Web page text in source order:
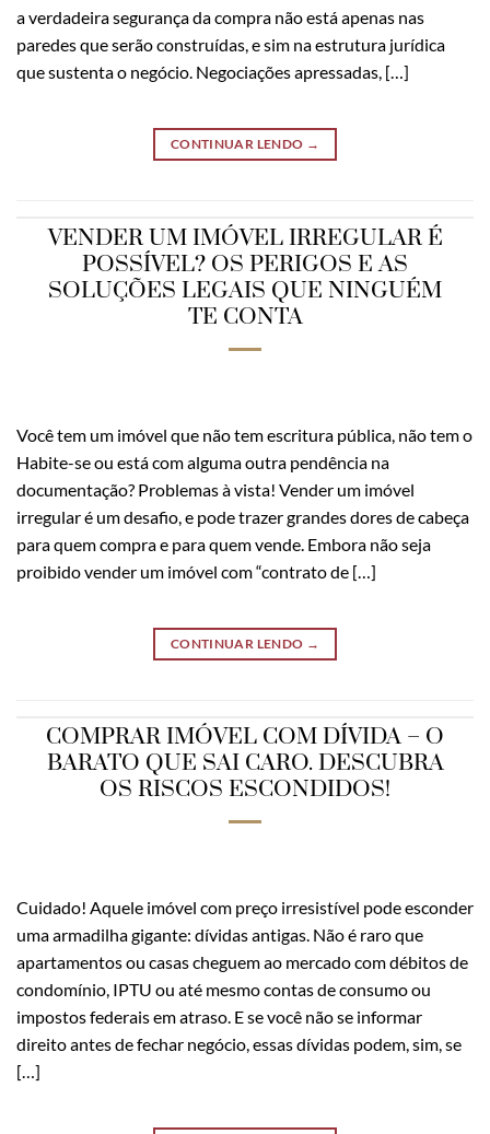
a verdadeira segurança da compra não está apenas nas
paredes que serão construídas, e sim na estrutura jurídica
que sustenta o negócio. Negociações apressadas, […]
CONTINUAR LENDO →
VENDER UM IMÓVEL IRREGULAR É
POSSÍVEL? OS PERIGOS E AS
SOLUÇÕES LEGAIS QUE NINGUÉM
TE CONTA
Você tem um imóvel que não tem escritura pública, não tem o
Habite-se ou está com alguma outra pendência na
documentação? Problemas à vista! Vender um imóvel
irregular é um desafio, e pode trazer grandes dores de cabeça
para quem compra e para quem vende. Embora não seja
proibido vender um imóvel com “contrato de […]
CONTINUAR LENDO →
COMPRAR IMÓVEL COM DÍVIDA – O
BARATO QUE SAI CARO. DESCUBRA
OS RISCOS ESCONDIDOS!
Cuidado! Aquele imóvel com preço irresistível pode esconder
uma armadilha gigante: dívidas antigas. Não é raro que
apartamentos ou casas cheguem ao mercado com débitos de
condomínio, IPTU ou até mesmo contas de consumo ou
impostos federais em atraso. E se você não se informar
direito antes de fechar negócio, essas dívidas podem, sim, se
[…]